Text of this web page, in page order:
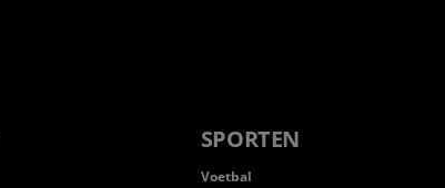
SPORTEN
Voetbal